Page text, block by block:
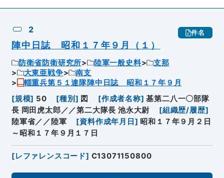
2 件名
陣中日誌 昭和１７年９月（１）
防衛省防衛研究所 陸軍一般史料
支那
大東亜戦争
南支
輜重兵第５１連隊陣中日誌 昭和１７年９月
[規模] 50 [種別 ] 図 [作成者名称] 基第二八一〇部隊
長 岡田虎太郎／／第二大隊長 池永大尉
[組織歴/履歴]
陸軍省／／陸軍
[資料作成年月日 ] 昭和１７年９月２日
～昭和１７年９月１７日
[レファレンスコード] C13071150800